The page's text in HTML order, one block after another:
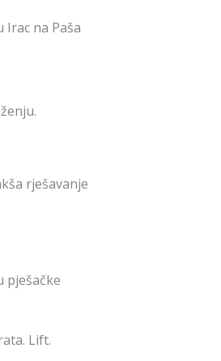
Irac na Paša
rješavanje
pješačke
Lift.